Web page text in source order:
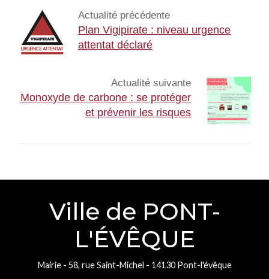
Actualité précédente
Plan Vigipirate : niveau urgence
attentat déclaré
Actualité suivante
Monoxyde de carbone : se protéger
et prévenir les risques
Ville de PONT-
L'ÉVÊQUE
Mairie - 58, rue Saint-Michel - 14130 Pont-l'évêque